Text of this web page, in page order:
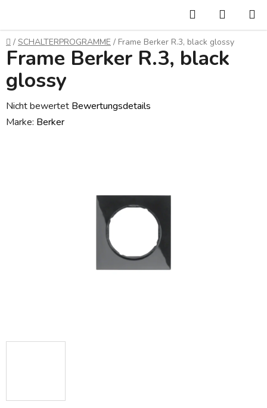
springen
Suchen
Startseite
/ SCHALTERPROGRAMME / Frame Berker R.3, black glossy
Frame Berker R.3, black
glossy
Die
durchschnittliche
Nicht bewertet Bewertungsdetails
Marke: Berker